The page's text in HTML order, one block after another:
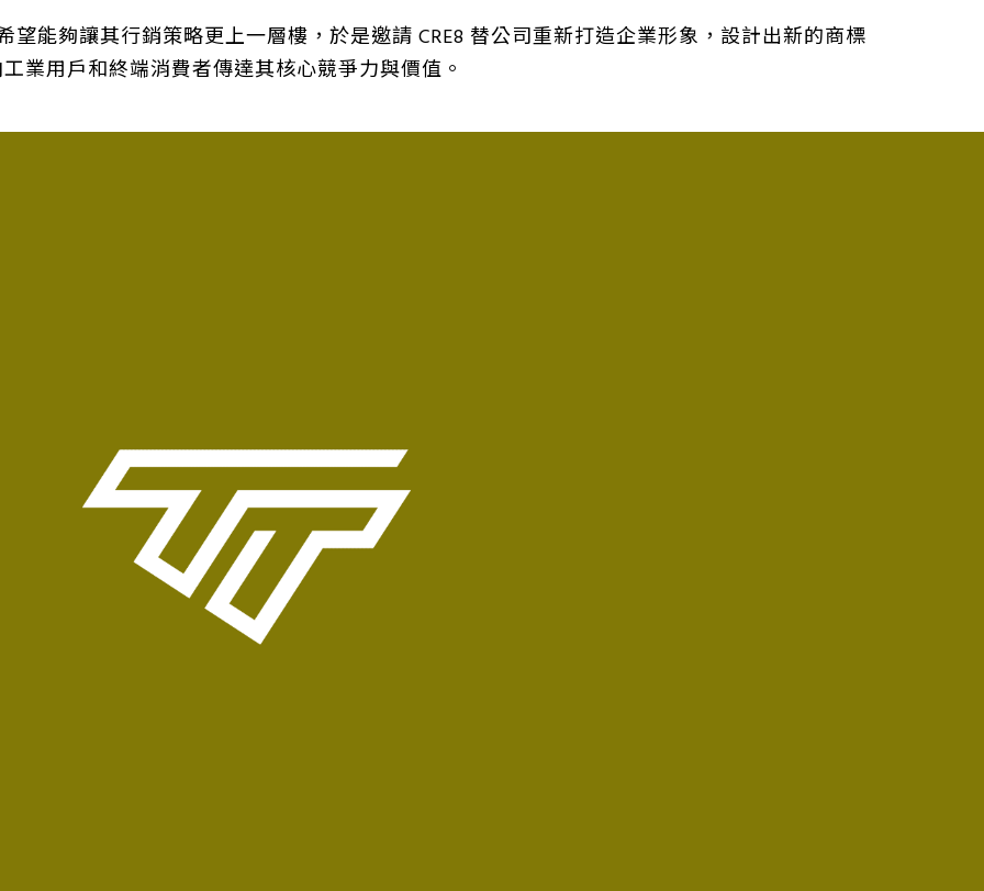
能夠讓其行銷策略更上一層樓，於是邀請 CRE8 替公司重新打造企業形象，設計出新的商標
業用戶和終端消費者傳達其核心競爭力與價值。